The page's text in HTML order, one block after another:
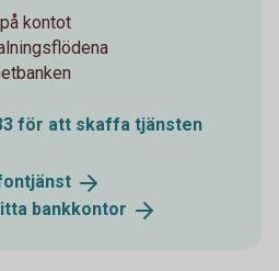
kontot
för att skaffa tjänsten
bankkontor